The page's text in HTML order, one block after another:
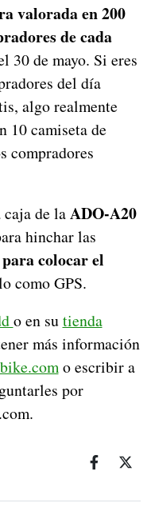
valorada en 200
de cada
30 de mayo. Si eres
del día
algo realmente
10 camiseta de
compradores
de laADO-A20
hinchar las
colocar el
como GPS.
o en sutienda
más información
o escribir a
por